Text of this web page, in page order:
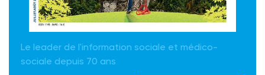
Le leader de l'information sociale et médico-
sociale depuis 70 ans